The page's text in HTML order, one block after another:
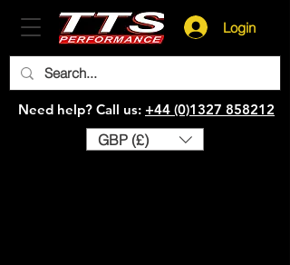
Login
GBP (£)
Need help? Call us: +44 (0)1327 858212